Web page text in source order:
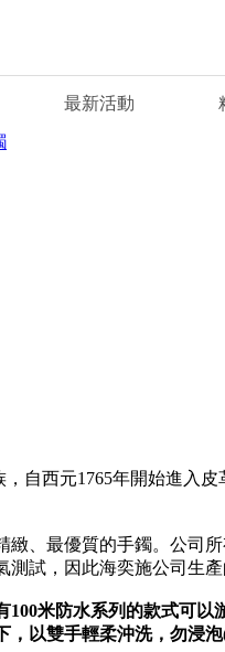
最新活動
自西元1765年開始進入
緻、最優質的手鐲。公司
試，因此海奕施公司生
米防水系列的款式可以
，以雙手輕柔沖洗，勿浸